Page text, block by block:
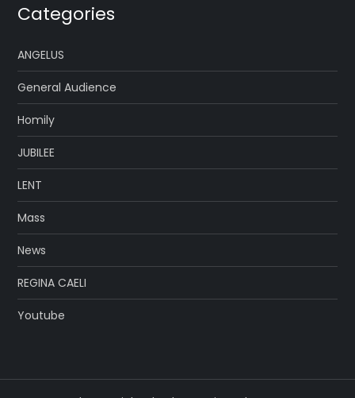
Categories
ANGELUS
General Audience
Homily
JUBILEE
LENT
Mass
News
REGINA CAELI
Youtube